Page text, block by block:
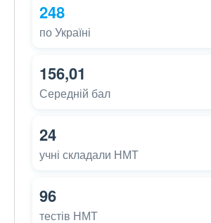
248
по Україні
156,01
Середній бал
24
учні складали НМТ
96
тестів НМТ